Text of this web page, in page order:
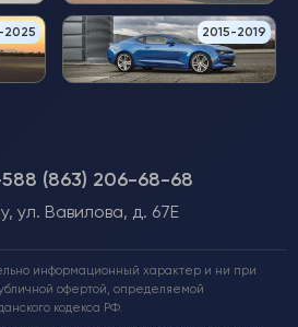
2025 2015-2019
8 (863) 206-68-68
ул. Вавилова, д. 67Е
информационный характер и ни при
офертой, определяемой
кодекса РФ.